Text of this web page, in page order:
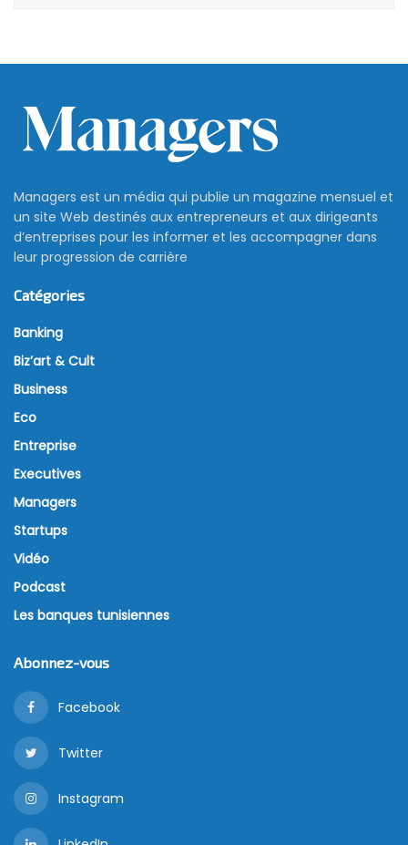
Managers est un média qui publie un magazine mensuel et
un site Web destinés aux entrepreneurs et aux dirigeants
d’entreprises pour les informer et les accompagner dans
leur progression de carrière
Catégories
Banking
Biz’art & Cult
Business
Eco
Entreprise
Executives
Managers
Startups
Vidéo
Podcast
Les banques tunisiennes
Abonnez-vous
Facebook
Twitter
Instagram